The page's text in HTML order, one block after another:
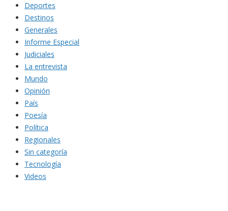
Deportes
Destinos
Generales
Informe Especial
Judiciales
La entrevista
Mundo
Opinión
País
Poesía
Política
Regionales
Sin categoría
Tecnología
Videos